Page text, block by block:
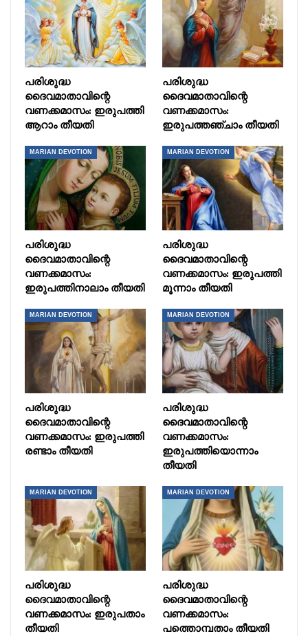
പരിശുദ്ധ
ദൈവമാതാവിന്റെ
വണക്കമാസം: ഇരുപത്തി
ആറാം തീയതി
പരിശുദ്ധ
ദൈവമാതാവിന്റെ
വണക്കമാസം:
ഇരുപത്തഞ്ചാം തീയതി
MARIAN DEVOTION
പരിശുദ്ധ
ദൈവമാതാവിന്റെ
വണക്കമാസം:
ഇരുപത്തിനാലാം തീയതി
MARIAN DEVOTION
പരിശുദ്ധ
ദൈവമാതാവിന്റെ
വണക്കമാസം: ഇരുപത്തി
മൂന്നാം തീയതി
MARIAN DEVOTION
പരിശുദ്ധ
ദൈവമാതാവിന്റെ
വണക്കമാസം: ഇരുപത്തി
രണ്ടാം തീയതി
MARIAN DEVOTION
പരിശുദ്ധ
ദൈവമാതാവിന്റെ
വണക്കമാസം:
ഇരുപത്തിയൊന്നാം
തീയതി
MARIAN DEVOTION
പരിശുദ്ധ
ദൈവമാതാവിന്റെ
വണക്കമാസം: ഇരുപതാം
തീയതി
MARIAN DEVOTION
പരിശുദ്ധ
ദൈവമാതാവിന്റെ
വണക്കമാസം:
പത്തൊമ്പതാം തീയതി